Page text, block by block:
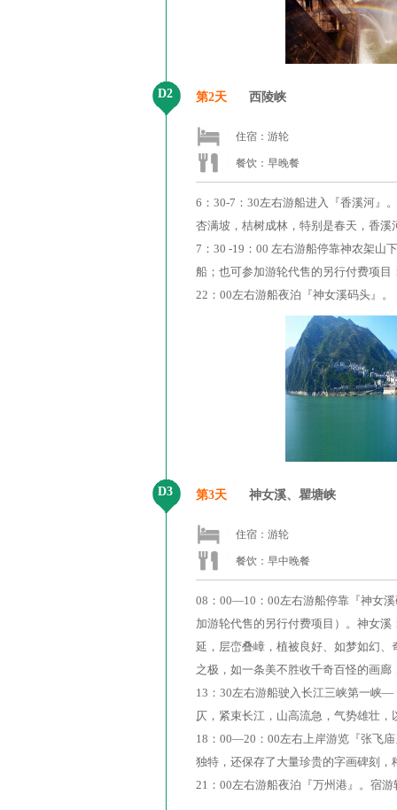
D2 第2天 西陵峡
住宿：游轮
餐饮：早晚餐
6：30-7：30左右游船进入『香溪河』
杏满坡，桔树成林，特别是春天，香
7：30 -19：00 左右游船停靠神农架山
船；也可参加游轮代售的另行付费项目
22：00左右游船夜泊『神女溪码头』。
D3 第3天 神女溪、瞿塘峡
住宿：游轮
餐饮：早中晚餐
08：00—10：00左右游船停靠『神女
加游轮代售的另行付费项目）。神女
延，层峦叠嶂，植被良好、如梦如幻
之极，如一条美不胜收千奇百怪的画廊
13：30左右游船驶入长江三峡第一峡
仄，紧束长江，山高流急，气势雄壮
18：00—20：00左右上岸游览『张飞
独特，还保存了大量珍贵的字画碑刻
21：00左右游船夜泊『万州港』。宿游